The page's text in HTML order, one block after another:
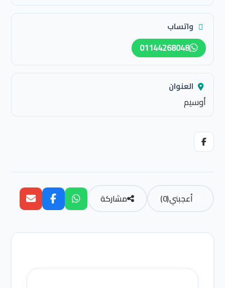
واتساب
01144268048
العنوان
أوسيم
أعجبني(
0
) مشاركة